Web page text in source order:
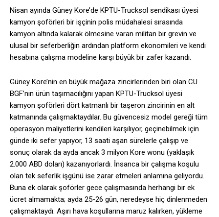
Nisan ayında Güney Kore’de KPTU-Trucksol sendikası üyesi
kamyon şoförleri bir işçinin polis müdahalesi sırasında
kamyon altında kalarak ölmesine varan militan bir grevin ve
ulusal bir seferberliğin ardından platform ekonomileri ve kendi
hesabına çalışma modeline karşı büyük bir zafer kazandı.
Güney Kore’nin en büyük mağaza zincirlerinden biri olan CU
BGF’nin ürün taşımacılığını yapan KPTU-Trucksol üyesi
kamyon şoförleri dört katmanlı bir taşeron zincirinin en alt
katmanında çalışmaktaydılar. Bu güvencesiz model gereği tüm
operasyon maliyetlerini kendileri karşılıyor, geçinebilmek için
günde iki sefer yapıyor, 13 saati aşan sürelerle çalışıp ve
sonuç olarak da ayda ancak 3 milyon Kore wonu (yaklaşık
2.000 ABD doları) kazanıyorlardı. İnsanca bir çalışma koşulu
olan tek seferlik işgünü ise zarar etmeleri anlamına geliyordu.
Buna ek olarak şoförler gece çalışmasında herhangi bir ek
ücret almamakta; ayda 25-26 gün, neredeyse hiç dinlenmeden
çalışmaktaydı. Aşırı hava koşullarına maruz kalırken, yükleme